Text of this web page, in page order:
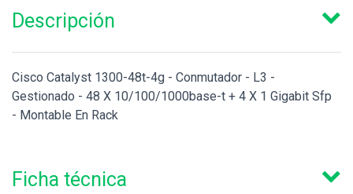
Descripción
Cisco Catalyst 1300-48t-4g - Conmutador - L3 -
Gestionado - 48 X 10/100/1000base-t + 4 X 1 Gigabit Sfp
- Montable En Rack
Ficha técnica